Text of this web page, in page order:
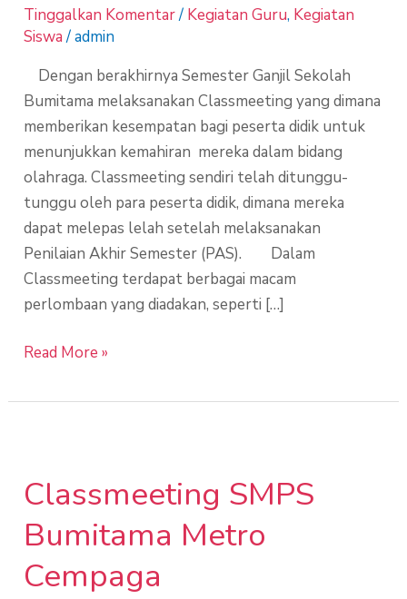
Tinggalkan Komentar/ Kegiatan Guru, Kegiatan
Siswa /admin
Dengan berakhirnya Semester Ganjil Sekolah
Bumitama melaksanakan Classmeeting yang dimana
memberikan kesempatan bagi peserta didik untuk
menunjukkan kemahiran mereka dalam bidang
olahraga. Classmeeting sendiri telah ditunggu-
tunggu oleh para peserta didik, dimana mereka
dapat melepas lelah setelah melaksanakan
Penilaian Akhir Semester (PAS). Dalam
Classmeeting terdapat berbagai macam
perlombaan yang diadakan, seperti […]
Read More »
Classmeeting SMPS
Bumitama Metro
Cempaga
Bumitama
Cempaga